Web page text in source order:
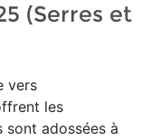
(Serres et
vers
les
sont adossées à